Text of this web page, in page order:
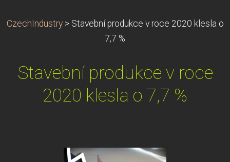
CzechIndustry > Stavební produkce v roce 2020 klesla o
7,7 %
Stavební produkce v roce
2020 klesla o 7,7 %